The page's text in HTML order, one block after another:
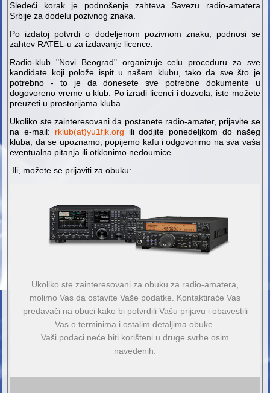
Sledeći korak je podnošenje zahteva Savezu radio-amatera
Srbije za dodelu pozivnog znaka.
Po izdatoj potvrdi o dodeljenom pozivnom znaku, podnosi se
zahtev RATEL-u za izdavanje licence.
Radio-klub "Novi Beograd" organizuje celu proceduru za sve
kandidate koji polože ispit u našem klubu, tako da sve što je
potrebno - to je da donesete sve potrebne dokumente u
dogovoreno vreme u klub. Po izradi licenci i dozvola, iste možete
preuzeti u prostorijama kluba.
Ukoliko ste zainteresovani da postanete radio-amater, prijavite se
na e-mail: rklub(at)yu1fjk.org ili dodjite ponedeljkom do našeg
kluba, da se upoznamo, popijemo kafu i odgovorimo na sva vaša
eventualna pitanja ili otklonimo nedoumice.
Ili, možete se prijaviti za obuku:
Ukoliko ste zainteresovani za obuku za radio-amatera,
molimo Vas da ostavite Vaše podatke. Kontaktiraće Vas
predavači na obuci kako bi potvrdili Vašu prijavu i obavestili
Vas o terminima i ostalim detaljima obuke.
Vaši podaci neće biti korišteni u druge svrhe osim
navedenih.